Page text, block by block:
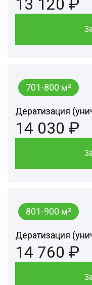
13 120 ₽
701-800 м²
Дератизация
14 030 ₽
801-900 м²
Дератизация
14 760 ₽